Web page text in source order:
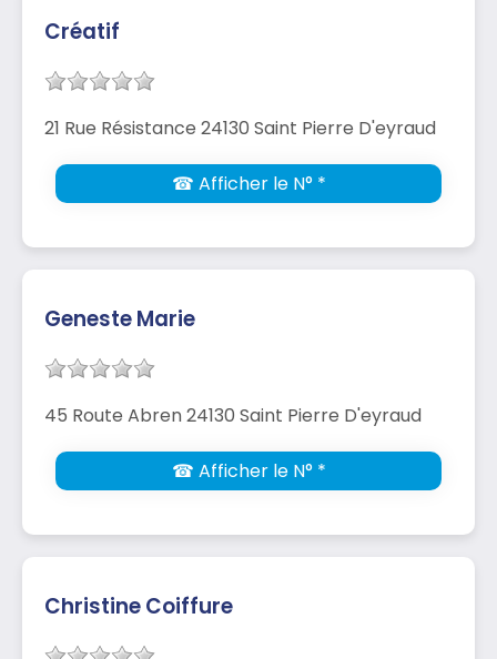
Créatif
21 Rue Résistance 24130 Saint Pierre D'eyraud
☎ Afficher le N° *
Geneste Marie
45 Route Abren 24130 Saint Pierre D'eyraud
☎ Afficher le N° *
Christine Coiffure